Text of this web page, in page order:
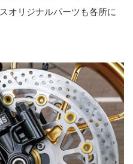
オリジナルパーツも各所に